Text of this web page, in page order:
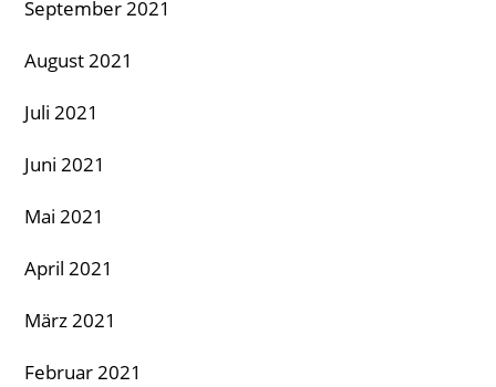
September 2021
August 2021
Juli 2021
Juni 2021
Mai 2021
April 2021
März 2021
Februar 2021